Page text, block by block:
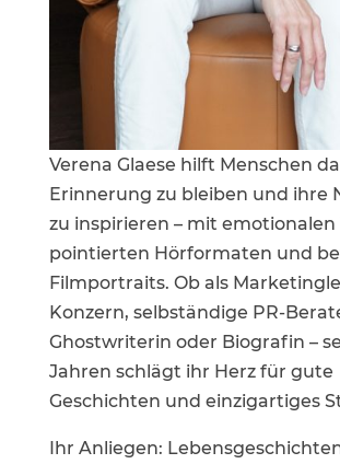
Verena Glaese hilft Menschen
Erinnerung zu bleiben und ihre
zu inspirieren – mit emotionalen
pointierten Hörformaten und
Filmportraits. Ob als
Konzern, selbständige PR-
Ghostwriterin oder Biografin –
Jahren schlägt ihr Herz für gute
Geschichten und einzigartiges
Ihr Anliegen: